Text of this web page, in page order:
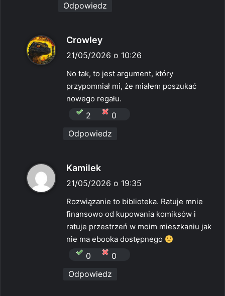
Odpowiedz
Crowley
i
z
e
:
21/05/2026 o 10:26
No tak, to jest argument, który
przypomniał mi, że miałem poszukać
nowego regału.
2
0
Odpowiedz
Kamilek
i
e
:
21/05/2026 o 19:35
Rozwiązanie to biblioteka. Ratuje mnie
finansowo od kupowania komiksów i
ratuje przestrzeń w moim mieszkaniu jak
nie ma ebooka dostępnego
0
0
Odpowiedz